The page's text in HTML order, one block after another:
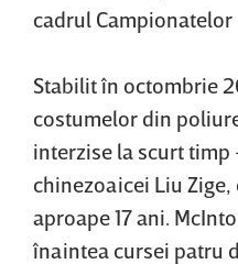
cadrul Campionatelor
Stabilit în octombrie
costumelor din
interzise la scurt
chinezoaicei Liu Zige,
aproape 17 ani.
înaintea cursei patru